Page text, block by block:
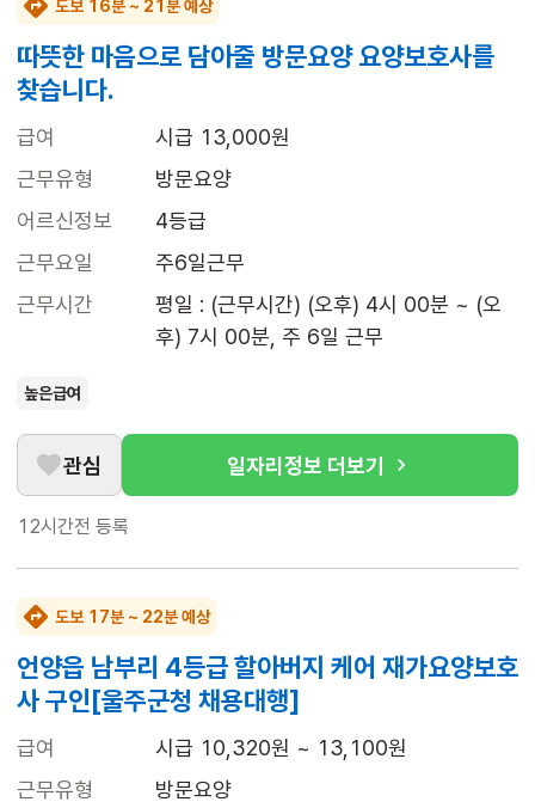
도보 16분 ~ 21분 예상
따뜻한 마음으로 담아줄 방문요양 요양보호사를
찾습니다.
급여
시급 13,000원
근무유형
방문요양
어르신정보
4등급
근무요일
주6일근무
근무시간
평일 : (근무시간) (오후) 4시 00분 ~ (오
후) 7시 00분, 주 6일 근무
높은급여
관심 일자리정보 더보기
12시간전 등록
도보 17분 ~ 22분 예상
언양읍 남부리 4등급 할아버지 케어 재가요양보호
사 구인[울주군청 채용대행]
급여
시급 10,320원 ~ 13,100원
근무유형
방문요양